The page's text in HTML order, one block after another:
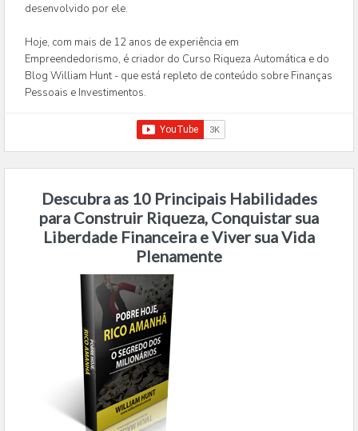
desenvolvido por ele.
Hoje, com mais de 12 anos de experiência em
Empreendedorismo, é criador do Curso Riqueza Automática e do
Blog William Hunt - que está repleto de conteúdo sobre Finanças
Pessoais e Investimentos.
Descubra as 10 Principais Habilidades
para Construir Riqueza, Conquistar sua
Liberdade Financeira e Viver sua Vida
Plenamente